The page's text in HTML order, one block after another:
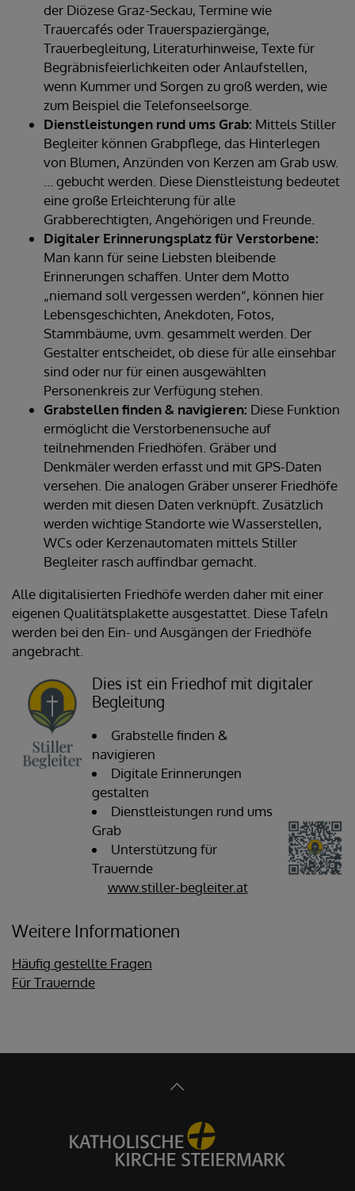
der Diözese Graz-Seckau, Termine wie
Trauercafés oder Trauerspaziergänge,
Trauerbegleitung, Literaturhinweise, Texte für
Begräbnisfeierlichkeiten oder Anlaufstellen,
wenn Kummer und Sorgen zu groß werden, wie
zum Beispiel die Telefonseelsorge.
Dienstleistungen rund ums Grab: Mittels Stiller
Begleiter können Grabpflege, das Hinterlegen
von Blumen, Anzünden von Kerzen am Grab usw.
… gebucht werden. Diese Dienstleistung bedeutet
eine große Erleichterung für alle
Grabberechtigten, Angehörigen und Freunde.
Digitaler Erinnerungsplatz für Verstorbene:
Man kann für seine Liebsten bleibende
Erinnerungen schaffen. Unter dem Motto
„niemand soll vergessen werden“, können hier
Lebensgeschichten, Anekdoten, Fotos,
Stammbäume, uvm. gesammelt werden. Der
Gestalter entscheidet, ob diese für alle einsehbar
sind oder nur für einen ausgewählten
Personenkreis zur Verfügung stehen.
Grabstellen finden & navigieren: Diese Funktion
ermöglicht die Verstorbenensuche auf
teilnehmenden Friedhöfen. Gräber und
Denkmäler werden erfasst und mit GPS-Daten
versehen. Die analogen Gräber unserer Friedhöfe
werden mit diesen Daten verknüpft. Zusätzlich
werden wichtige Standorte wie Wasserstellen,
WCs oder Kerzenautomaten mittels Stiller
Begleiter rasch auffindbar gemacht.
Alle digitalisierten Friedhöfe werden daher mit einer
eigenen Qualitätsplakette ausgestattet. Diese Tafeln
werden bei den Ein- und Ausgängen der Friedhöfe
angebracht.
Dies ist ein Friedhof mit digitaler
Begleitung
Grabstelle finden &
navigieren
Digitale Erinnerungen
gestalten
Dienstleistungen rund ums
Grab
Unterstützung für
Trauernde
www.stiller-begleiter.at
Weitere Informationen
Häufig gestellte Fragen
Für Trauernde